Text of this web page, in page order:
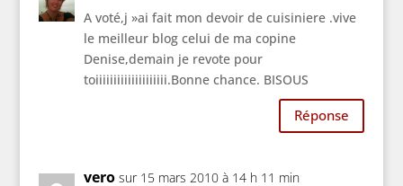
A voté,j »ai fait mon devoir de cuisiniere .vive
le meilleur blog celui de ma copine
Denise,demain je revote pour
toiiiiiiiiiiiiiiiiiiii.Bonne chance. BISOUS
Réponse
vero sur 15 mars 2010 à 14 h 11 min